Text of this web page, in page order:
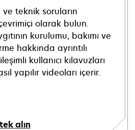
teknik soruların
çevrimiçi olarak bulun.
kurulumu, bakımı ve
hakkında ayrıntılı
kullanıcı kılavuzları
yapılır videoları içerir.
alın